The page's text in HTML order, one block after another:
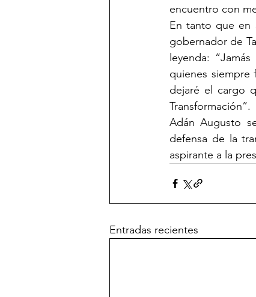
encuentro con
En tanto que en
gobernador de
leyenda:
quienes siempre
dejaré el cargo
Transformación”.
Adán Augusto
defensa de la
aspirante a la
Entradas recientes